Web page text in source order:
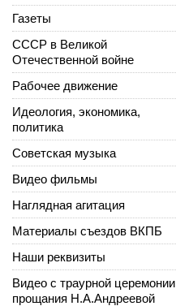
Газеты
СССР в Великой
Отечественной войне
Рабочее движение
Идеология, экономика,
политика
Советская музыка
Видео фильмы
Наглядная агитация
Материалы съездов ВКПБ
Наши реквизиты
Видео с траурной церемонии
прощания Н.А.Андреевой